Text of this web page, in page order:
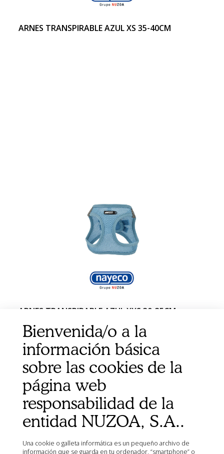
ARNES TRANSPIRABLE AZUL XS 35-40CM
ARNES TRANSPIRABLE AZUL XXS 30-35CM
Bienvenida/o a la
información básica
sobre las cookies de la
página web
responsabilidad de la
entidad NUZOA, S.A..
Una cookie o galleta informática es un pequeño archivo de
información que se guarda en tu ordenador, “smartphone” o